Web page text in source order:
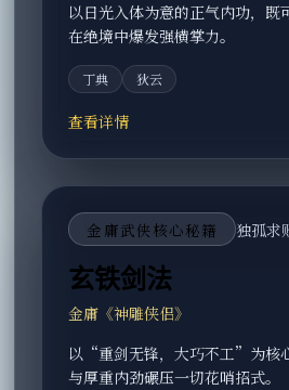
以日光入体为意的正气内功，既
在绝境中爆发强横掌力。
丁典 狄云
查看详情
金庸武侠核心秘籍 独孤求
玄铁剑法
金庸《神雕侠侣》
以“重剑无锋，大巧不工”为核
与厚重内劲碾压一切花哨招式。